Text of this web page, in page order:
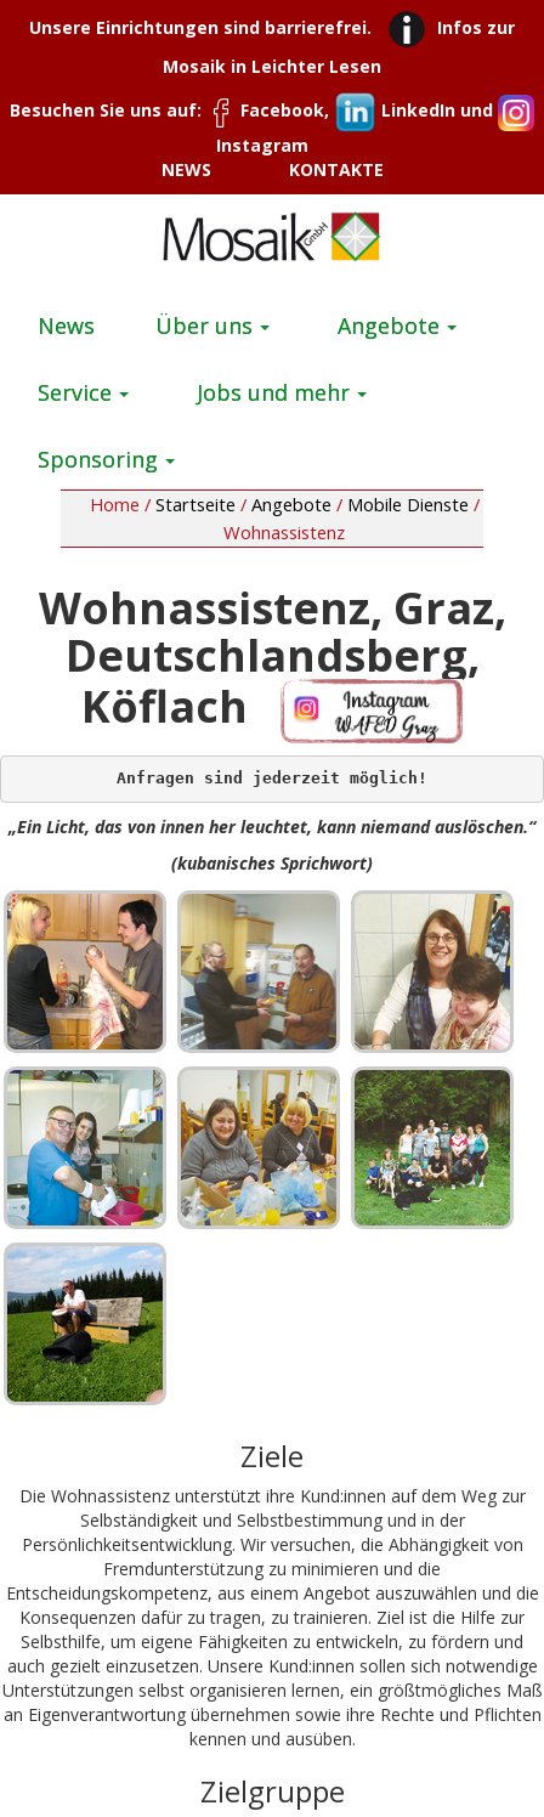
Unsere Einrichtungen sind barrierefrei.
Infos zur
Mosaik in Leichter Lesen
Besuchen Sie uns auf:
Facebook,
LinkedIn und
Instagram
NEWS
KONTAKTE
News Über uns Angebote
Service Jobs und mehr
Sponsoring
Home / Startseite / Angebote / Mobile Dienste /
Wohnassistenz
Wohnassistenz, Graz,
Deutschlandsberg,
Köflach
Anfragen sind jederzeit möglich!
„Ein Licht, das von innen her leuchtet, kann niemand auslöschen.“
(kubanisches Sprichwort)
Ziele
Die Wohnassistenz unterstützt ihre Kund:innen auf dem Weg zur
Selbständigkeit und Selbstbestimmung und in der
Persönlichkeitsentwicklung. Wir versuchen, die Abhängigkeit von
Fremdunterstützung zu minimieren und die
Entscheidungskompetenz, aus einem Angebot auszuwählen und die
Konsequenzen dafür zu tragen, zu trainieren. Ziel ist die Hilfe zur
Selbsthilfe, um eigene Fähigkeiten zu entwickeln, zu fördern und
auch gezielt einzusetzen. Unsere Kund:innen sollen sich notwendige
Unterstützungen selbst organisieren lernen, ein größtmögliches Maß
an Eigenverantwortung übernehmen sowie ihre Rechte und Pflichten
kennen und ausüben.
Zielgruppe